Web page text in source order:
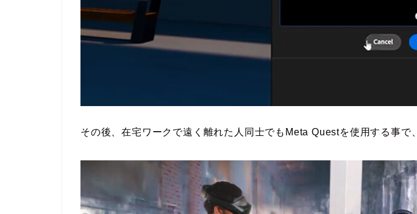
その後、在宅ワークで遠く離れた人同士でもMeta Questを使用する事で、